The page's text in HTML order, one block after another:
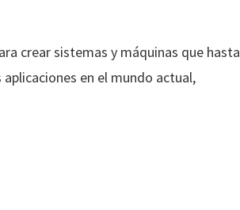
crear sistemas y máquinas que hasta
en el mundo actual,